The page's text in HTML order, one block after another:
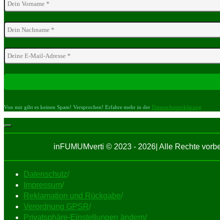
Von mir gibt es keinen Spam! Versprochen! Erfahre mehr in der Datenschutzerklärung
inFUMUMverti © 2023 - 2026| Alle Rechte
Datenschutz/
Impressum/
Reklamation und Rückgabe/
Verordnung GPSR/
Privatsphäre-Einstellungen ändern/